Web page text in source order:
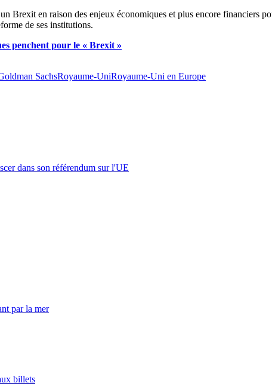
Brexit en raison des enjeux économiques et plus encore financiers
de ses institutions.
penchent pour le « Brexit »
SachsRoyaume-UniRoyaume-Uni en Europe
dans son référendum sur l'UE
par la mer
billets